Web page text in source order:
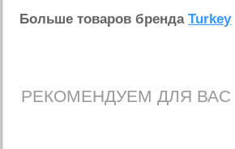
Больше товаров брендаTurkey
РЕКОМЕНДУЕМ ДЛЯ ВАС